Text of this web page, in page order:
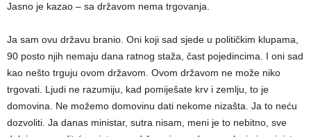
Jasno je kazao – sa državom nema trgovanja.
Ja sam ovu državu branio. Oni koji sad sjede u političkim klupama,
90 posto njih nemaju dana ratnog staža, čast pojedincima. I oni sad
kao nešto trguju ovom državom. Ovom državom ne može niko
trgovati. Ljudi ne razumiju, kad pomiješate krv i zemlju, to je
domovina. Ne možemo domovinu dati nekome nizašta. Ja to neću
dozvoliti. Ja danas ministar, sutra nisam, meni je to nebitno, sve